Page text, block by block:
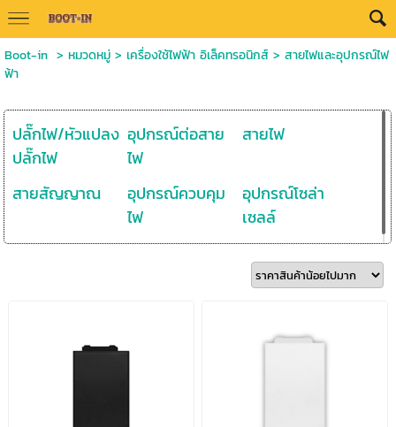
Boot-in > หมวดหมู่> เครื่องใช้ไฟฟ้า อิเล็คทรอนิกส์ > สายไฟและอุปกรณ์ไฟ
ฟ้า
ปลั๊กไฟ/หัวแปลง
ปลั๊กไฟ
อุปกรณ์ต่อสาย
ไฟ
สายไฟ
สายสัญญาณ
อุปกรณ์ควบคุม
ไฟ
อุปกรณ์โซล่า
เซลล์